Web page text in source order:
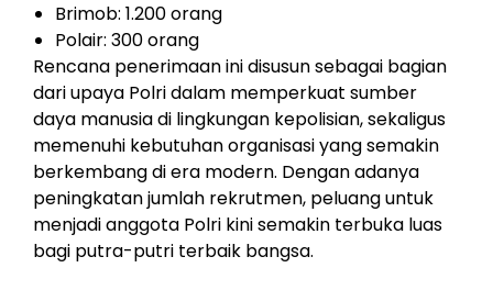
Brimob: 1.200 orang
Polair: 300 orang
Rencana penerimaan ini disusun sebagai bagian
dari upaya Polri dalam memperkuat sumber
daya manusia di lingkungan kepolisian, sekaligus
memenuhi kebutuhan organisasi yang semakin
berkembang di era modern. Dengan adanya
peningkatan jumlah rekrutmen, peluang untuk
menjadi anggota Polri kini semakin terbuka luas
bagi putra-putri terbaik bangsa.